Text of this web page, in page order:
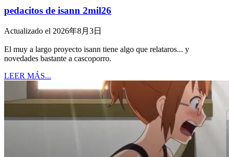
pedacitos de isann 2mil26
Actualizado el 2026年8月3日
El muy a largo proyecto isann tiene algo que relataros... y
novedades bastante a cascoporro.
LEER MÁS...